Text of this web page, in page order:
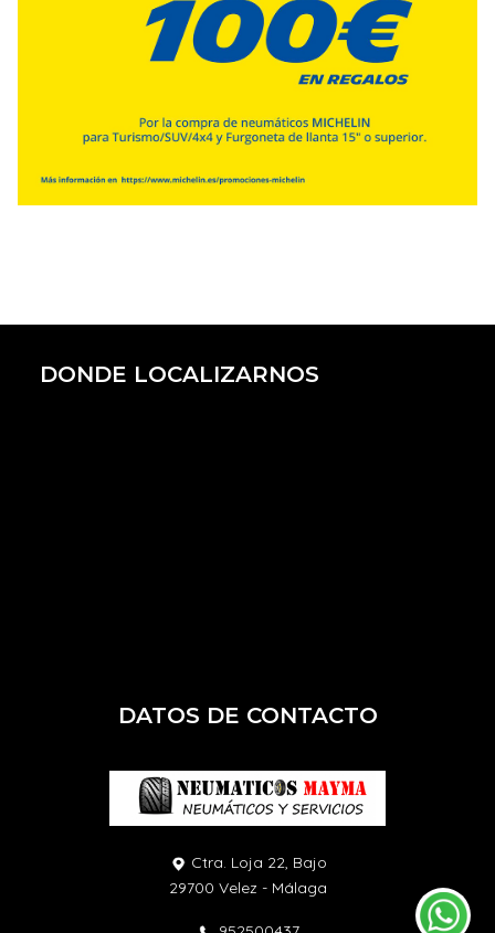
DONDE LOCALIZARNOS
DATOS DE CONTACTO
Ctra. Loja 22, Bajo
29700 Velez - Málaga